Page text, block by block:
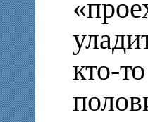
кто-